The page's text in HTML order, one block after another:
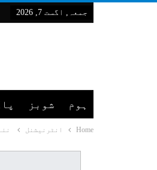
جمعہ, اگست 7, 2026
ہوم شوبز
Home انٹرنیشنل